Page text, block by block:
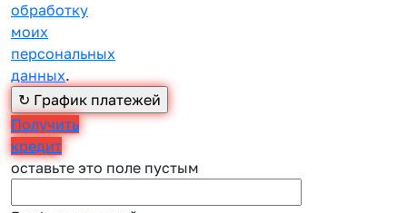
обработку
моих
персональных
данных.
Получить
кредит
оставьте это поле пустым